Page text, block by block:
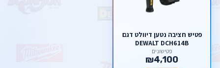
פטיש חציבה נטען דיוולט דגם
DEWALT DCH614B
פטישונים
₪4,100